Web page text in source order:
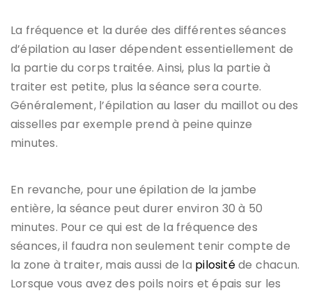
La fréquence et la durée des différentes séances
d’épilation au laser dépendent essentiellement de
la partie du corps traitée. Ainsi, plus la partie à
traiter est petite, plus la séance sera courte.
Généralement, l’épilation au laser du maillot ou des
aisselles par exemple prend à peine quinze
minutes.
En revanche, pour une épilation de la jambe
entière, la séance peut durer environ 30 à 50
minutes. Pour ce qui est de la fréquence des
séances, il faudra non seulement tenir compte de
la zone à traiter, mais aussi de la pilositéde chacun.
Lorsque vous avez des poils noirs et épais sur les